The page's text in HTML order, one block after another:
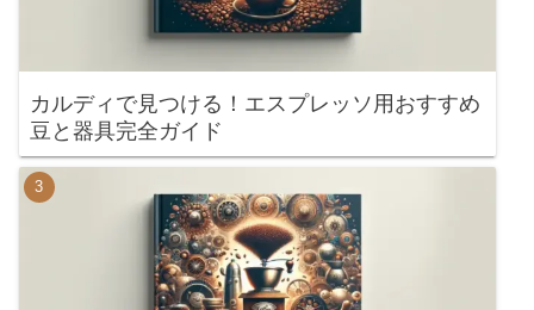
カルディで見つける！エスプレッソ用おすすめ
豆と器具完全ガイド